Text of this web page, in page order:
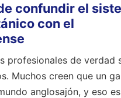
confundir el
con el
profesionales de verdad
Muchos creen que un
anglosajón, y eso